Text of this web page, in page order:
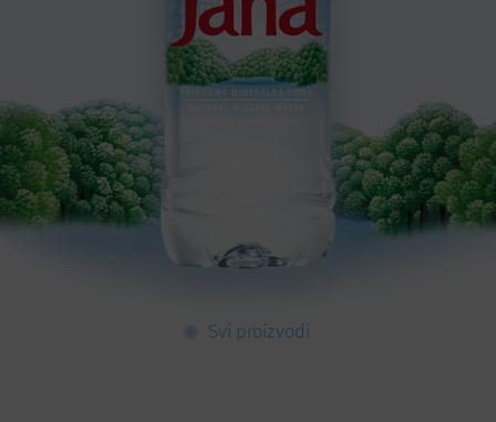
Svi proizvodi